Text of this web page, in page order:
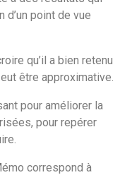
d’un point de vue
qu’il a bien retenu
être approximative.
pour améliorer la
pour repérer
correspond à